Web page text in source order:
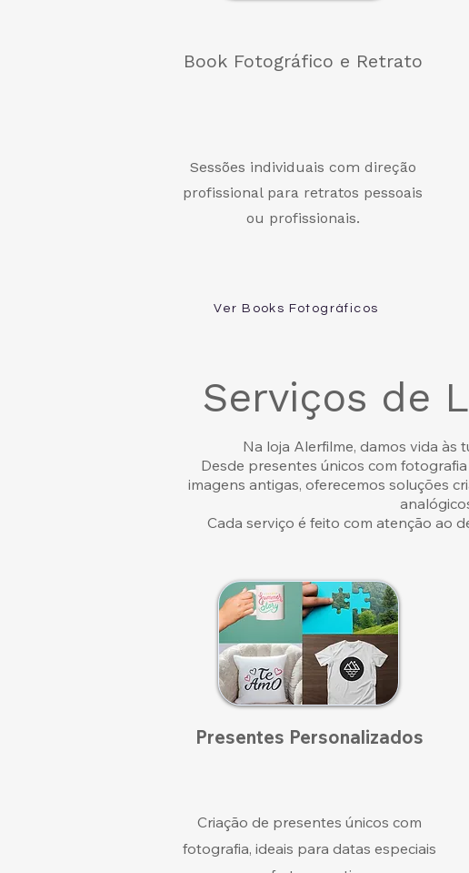
Book Fotográfico e Retrato
Sessões individuais com direção
profissional para retratos pessoais
ou profissionais.
Ver Books Fotográficos
Serviços de
Na loja Alerfilme, damos vida às
Desde presentes únicos com
imagens antigas, oferecemos soluções
Cada serviço é feito com atenção ao
Presentes Personalizados
Criação de presentes únicos com
fotografia, ideais para datas especiais